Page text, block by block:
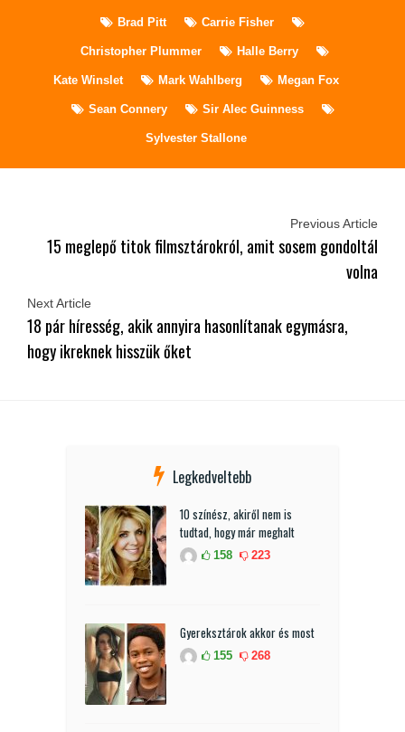
Brad Pitt Carrie Fisher
Christopher Plummer Halle Berry
Kate Winslet Mark Wahlberg Megan Fox
Sean Connery Sir Alec Guinness
Sylvester Stallone
Previous Article
15 meglepő titok filmsztárokról, amit sosem gondoltál
volna
Next Article
18 pár híresség, akik annyira hasonlítanak egymásra,
hogy ikreknek hisszük őket
Legkedveltebb
10 színész, akiről nem is
tudtad, hogy már meghalt
158 223
Gyereksztárok akkor és most
155 268